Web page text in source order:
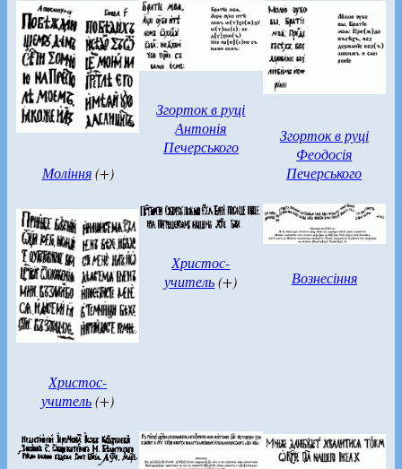
Моління(+)
Згорток в руці
Антонія
Печерського
Згорток в руці
Феодосія
Печерського
Христос-
учитель(+)
Христос-
учитель(+) Вознесіння